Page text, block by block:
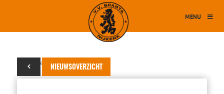
MENU
NIEUWSOVERZICHT
07 september 2016